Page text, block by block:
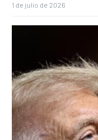
1 de julio de 2026